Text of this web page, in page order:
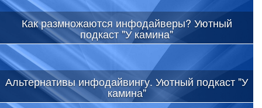
Как размножаются инфодайверы? Уютный
подкаст "У камина"
Альтернативы инфодайвингу. Уютный подкаст "У
камина"